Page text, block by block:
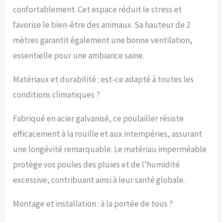
d'une notice de montage
détaillée (français non
terminer le montage en
un rien de temps sans
de compétences
professionnels. Sûr et
porte stables et de
mailles hexagonales qui
empêchent efficacement
les animaux de pénétrer
de l'extérieur tout en
maintenant la circulation
de l'air à l'intérieur pour
santé des poules.
Utilisation
confortablement. Cet espace réduit le stress et
favorise le bien-être des animaux. Sa hauteur de 2
mètres garantit également une bonne ventilation,
essentielle pour une ambiance saine.
Matériaux et durabilité : est-ce adapté à toutes les
conditions climatiques ?
Fabriqué en acier galvanisé, ce poulailler résiste
efficacement à la rouille et aux intempéries, assurant
une longévité remarquable. Le matériau imperméable
protège vos poules des pluies et de l’humidité
excessive, contribuant ainsi à leur santé globale.
Montage et installation : à la portée de tous ?